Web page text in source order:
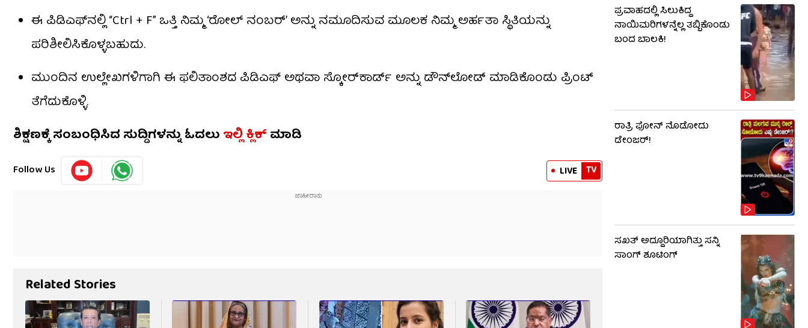
ಈ ಪಿಡಿಎಫ್‌ನಲ್ಲಿ “Ctrl + F” ಒತ್ತಿ ನಿಮ್ಮ ‘ರೋಲ್ ನಂಬರ್’ ಅನ್ನು ನಮೂದಿಸುವ ಮೂಲಕ ನಿಮ್ಮ ಅರ್ಹತಾ ಸ್ಥಿತಿಯನ್ನು
ಪರಿಶೀಲಿಸಿಕೊಳ್ಳಬಹುದು.
ಮುಂದಿನ ಉಲ್ಲೇಖಗಳಿಗಾಗಿ ಈ ಫಲಿತಾಂಶದ ಪಿಡಿಎಫ್ ಅಥವಾ ಸ್ಕೋರ್‌ಕಾರ್ಡ್ ಅನ್ನು ಡೌನ್‌ಲೋಡ್ ಮಾಡಿಕೊಂಡು ಪ್ರಿಂಟ್
ತೆಗೆದುಕೊಳ್ಳಿ.
ಶಿಕ್ಷಣಕ್ಕೆ ಸಂಬಂಧಿಸಿದ ಸುದ್ದಿಗಳನ್ನು ಓದಲು ಇಲ್ಲಿ ಕ್ಲಿಕ್ ಮಾಡಿ
Follow Us LIVE TV
Related Stories
ಪ್ರವಾಹದಲ್ಲಿ ಸಿಲುಕಿದ್ದ
ನಾಯಿಮರಿಗಳನ್ನೆಲ್ಲ ತಬ್ಬಿಕೊಂಡು
ಬಂದ ಬಾಲಕಿ!
ರಾತ್ರಿ ಫೋನ್​​ ನೊಡೋದು
ಡೇಂಜರ್!
ಸಖತ್ ಅದ್ದೂರಿಯಾಗಿತ್ತು ಸನ್ನಿ
ಸಾಂಗ್ ಶೂಟಿಂಗ್